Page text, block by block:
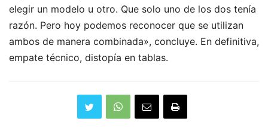
elegir un modelo u otro. Que solo uno de los dos tenía
razón. Pero hoy podemos reconocer que se utilizan
ambos de manera combinada», concluye. En definitiva,
empate técnico, distopía en tablas.